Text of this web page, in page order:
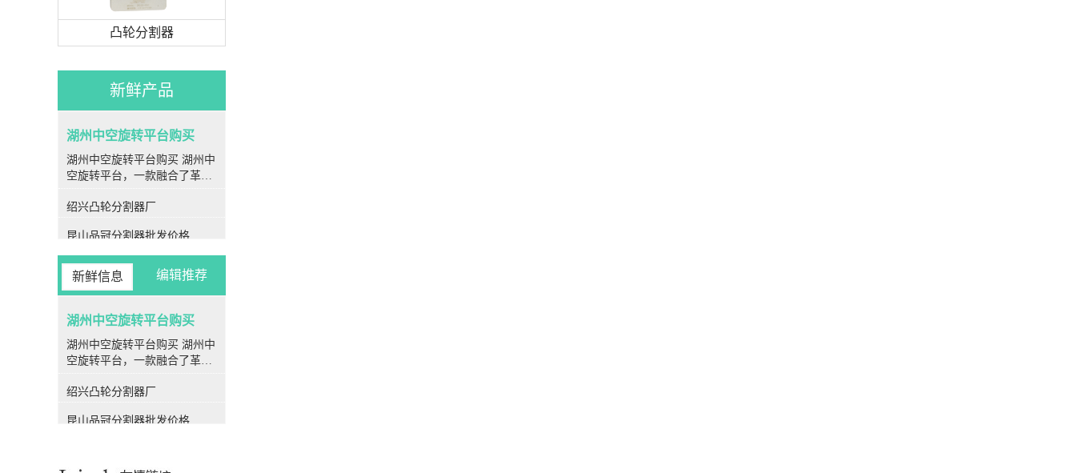
凸轮分割器
新鲜产品
湖州中空旋转平台购买
湖州中空旋转平台购买 湖州中
空旋转平台，一款融合了革命
置，为各种旋转运动场合提供
价比的解决方案。作为现代工
业生产中**的一部分，中空旋
转平台在各个行业领域均展现
出强大的应用潜力和优越性
平台的核心特点之一便是其*
特的中空结构设计。其转盘采
用中空设计，使得伺服电机可
以方便地连接在侧边，极大地
简化了气管和电线的安装，为
使用者提供了更为便捷的操作
体验。 **高刚性** 中空旋转
绍兴凸轮分割器厂
昆山品冠分割器批发价格
金华凸轮分割器公司
衢州潭子分割器厂家
衢州PU平板型分割器生产厂家
丽水闽台分割器工厂
新鲜信息 编辑推荐
湖州中空旋转平台购买
湖州中空旋转平台购买 湖州中
空旋转平台，一款融合了革命
置，为各种旋转运动场合提供
价比的解决方案。作为现代工
绍兴凸轮分割器厂
昆山品冠分割器批发价格